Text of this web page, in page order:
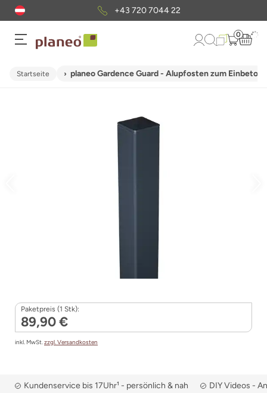
+43 720 7044 22
0
Startseite planeo Gardence Guard - Alupfosten zum
Paketpreis (1 Stk):
89,90 €
inkl. MwSt.zzgl. Versandkosten
Kundenservice bis 17Uhr¹ - persönlich & nah DIY Videos -